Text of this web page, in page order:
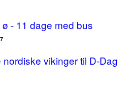
- 11 dage med bus
vikinger til D-Dag